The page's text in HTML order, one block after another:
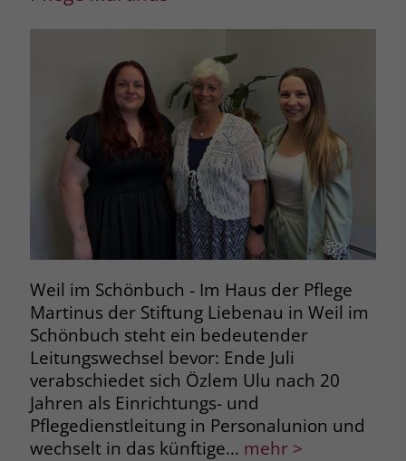
Weil im Schönbuch - Im Haus der Pflege
Martinus der Stiftung Liebenau in Weil im
Schönbuch steht ein bedeutender
Leitungswechsel bevor: Ende Juli
verabschiedet sich Özlem Ulu nach 20
Jahren als Einrichtungs- und
Pflegedienstleitung in Personalunion und
wechselt in das künftige… mehr >